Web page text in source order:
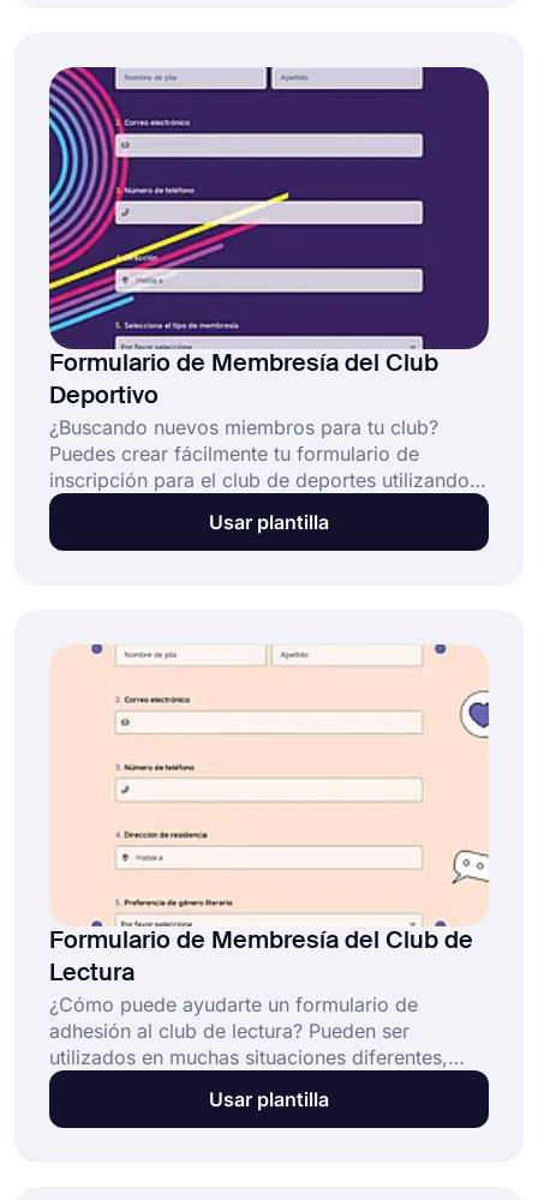
Formulario de Membresía del Club
Deportivo
¿Buscando nuevos miembros para tu club?
Puedes crear fácilmente tu formulario de
inscripción para el club de deportes utilizando
el poderoso creador de formularios forms.app.
Puedes contactar a posibles miembros y llamar
Usar plantilla
Formulario de Membresía del Club de
Lectura
¿Cómo puede ayudarte un formulario de
adhesión al club de lectura? Pueden ser
utilizados en muchas situaciones diferentes,
forms.app te ayudará a crear tu plantilla de
formulario de adhesión al club de lectura de
Usar plantilla